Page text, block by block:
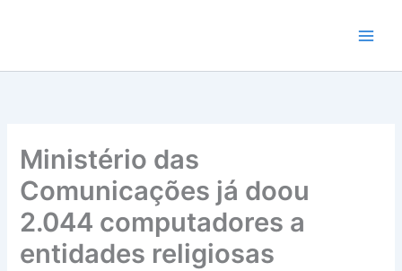
conteúdo
Ministério das
Comunicações já doou
2.044 computadores a
entidades religiosas